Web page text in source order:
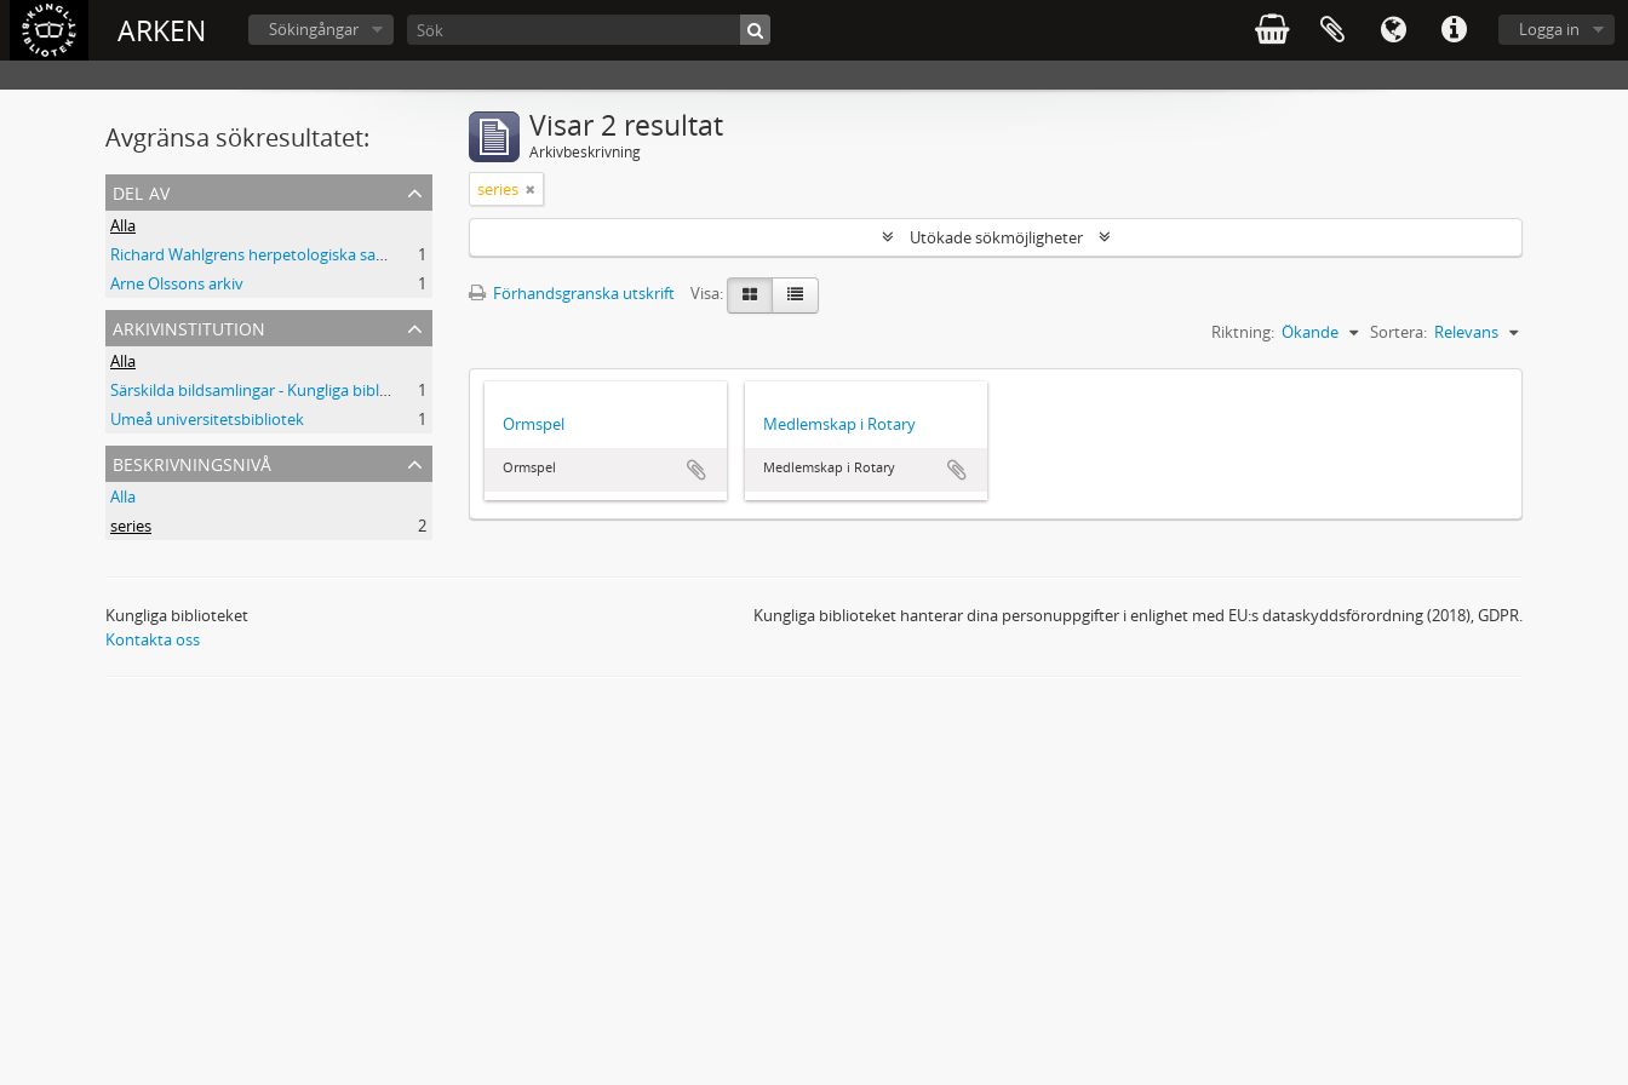
ARKEN Logga in
Sökingångar
Avgränsa sökresultatet:
del av
Alla
Richard Wahlgrens herpetologiska samling
1
Arne Olssons arkiv
1
arkivinstitution
Alla
Särskilda bildsamlingar - Kungliga biblioteket
1
Umeå universitetsbibliotek
1
beskrivningsnivå
Alla
series
2
Visar 2 resultat
Arkivbeskrivning
series
Utökade sökmöjligheter
Förhandsgranska utskrift
Visa:
Sortera: Relevans
Riktning: Ökande
Ormspel
Ormspel
Medlemskap i Rotary
Medlemskap i Rotary
Kungliga biblioteket
Kontakta oss
Kungliga biblioteket hanterar dina personuppgifter i enlighet med EU:s dataskyddsförordning (2018), GDPR.